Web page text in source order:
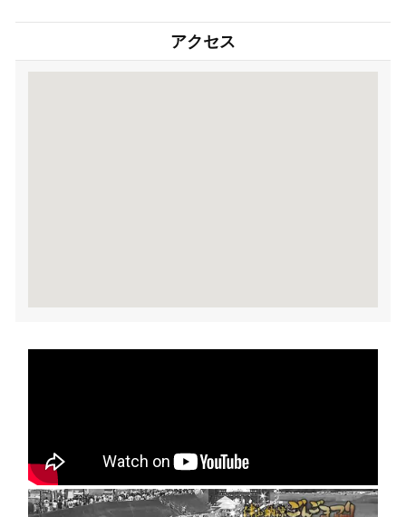
アクセス